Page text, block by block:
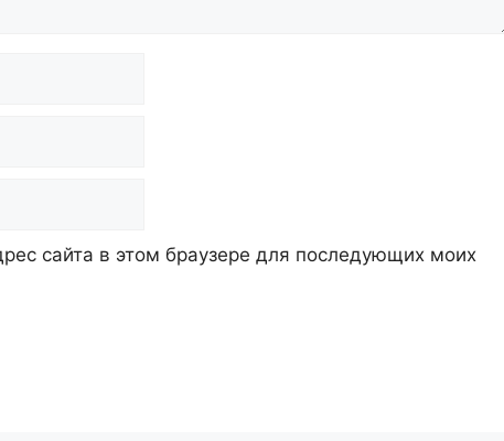
сайта в этом браузере для последующих моих